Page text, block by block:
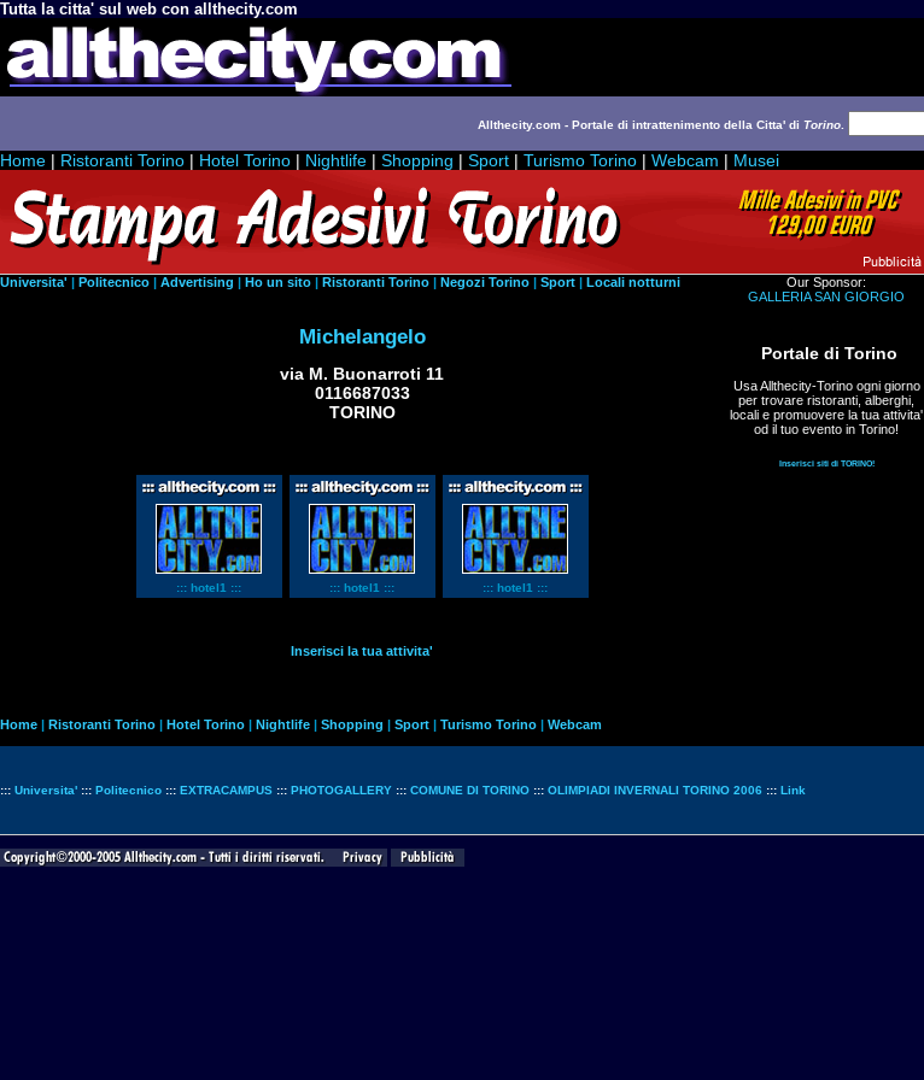
Tutta la citta' sul web con allthecity.com
Allthecity.com - Portale di intrattenimento della Citta' di Torino
Home | Ristoranti Torino | Hotel Torino | Nightlife | Shopping | Sport | Turismo Torino | Webcam | Musei
Universita' | Politecnico | Advertising | Ho un sito | Ristoranti Torino | Negozi Torino | Sport | Locali notturni
Our Sponsor:
GALLERIA SAN GIORGIO
Portale di Torino
Usa Allthecity-Torino ogni giorno
per trovare ristoranti, alberghi,
locali e promuovere la tua attivita'
od il tuo evento in Torino!
Inserisci siti di TORINO!
Michelangelo
via M. Buonarroti 11
0116687033
TORINO
::: hotel1 ::: ::: hotel1 ::: ::: hotel1 :::
Inserisci la tua attivita'
Home | Ristoranti Torino | Hotel Torino | Nightlife | Shopping | Sport | Turismo Torino | Webcam
::: Universita' ::: Politecnico ::: EXTRACAMPUS ::: PHOTOGALLERY ::: COMUNE DI TORINO ::: OLIMPIADI INVERNALI TORINO 2006 ::: Link